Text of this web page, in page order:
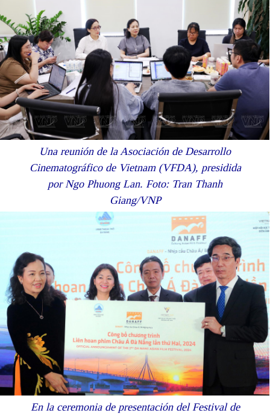
Una reunión de la Asociación de Desarrollo
Cinematográfico de Vietnam (VFDA), presidida
por Ngo Phuong Lan. Foto: Tran Thanh
Giang/VNP
En la ceremonia de presentación del Festival de